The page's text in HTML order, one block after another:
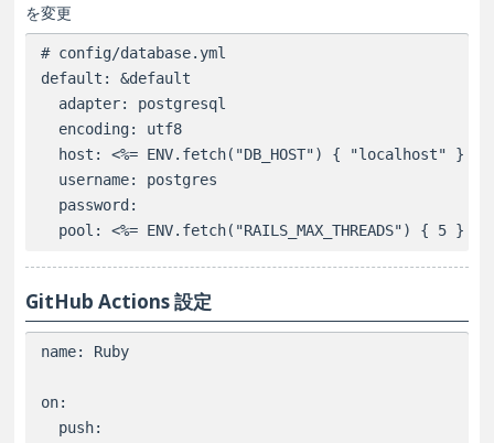
を変更
# config/database.yml
default: &default
  adapter: postgresql
  encoding: utf8
  host: <%= ENV.fetch("DB_HOST") { "localhost" } %>
  username: postgres
  password:
GitHub Actions 設定
name: Ruby
on:
  push: